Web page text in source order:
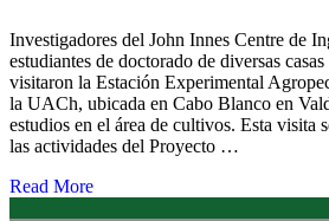
Investigadores del John Innes Centre de
estudiantes de doctorado de diversas
visitaron la Estación Experimental
la UACh, ubicada en Cabo Blanco en
estudios en el área de cultivos. Esta visita
las actividades del Proyecto …
Read More